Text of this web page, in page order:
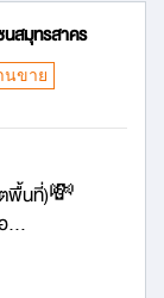
นสมุทรสาคร
นขาย
ตพื้นที่)💸
...